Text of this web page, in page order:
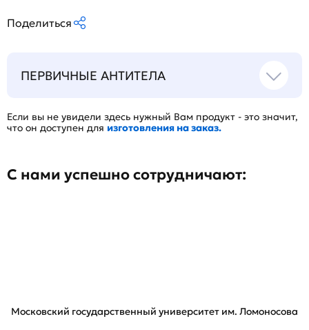
Поделиться
ПЕРВИЧНЫЕ АНТИТЕЛА
Если вы не увидели здесь нужный Вам продукт - это значит,
что он доступен для изготовления на заказ.
С нами успешно сотрудничают:
Московский государственный университет им. Ломоносова